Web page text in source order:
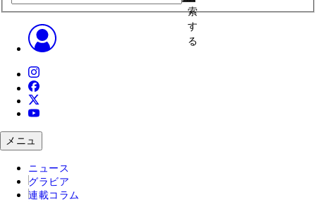
索
す
る
メニュ
ニュース
グラビア
連載コラム